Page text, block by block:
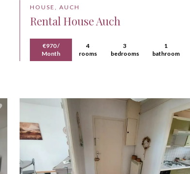
HOUSE, AUCH
Rental House Auch
€970 /
Month
4
rooms
3
bedrooms
1
bathroom